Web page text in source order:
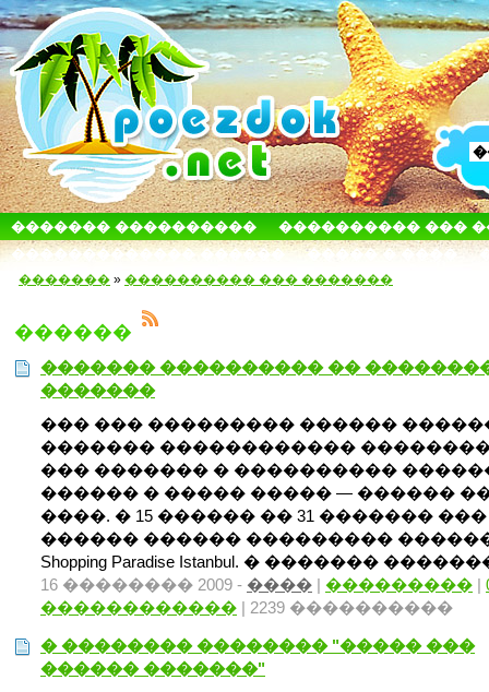
������� ����������
���������� ���
������������� ������
����� � ����
������� » ���������� ��� �������
������
������� ���������� ��
�������
��� ��� ��������� ������
������� ������������
��� ������� � ����������
������ � ����� ����� — ������
����. � 15 ������ �� 31 ������� ���
������ ������ ���������
Shopping Paradise Istanbul. � �������
16 �������� 2009 - ���� | ��������� |
������������ | 2239 ����������
� �������� �������� "����� ���
������ �������"